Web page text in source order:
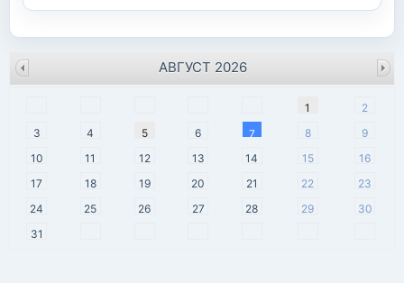
1
2
3
4 5 6 7 8
9
10
11 12 13 14 15
16
17
18 19 20 21 22
23
24
25 26 27 28 29
30
31
АВГУСТ 2026